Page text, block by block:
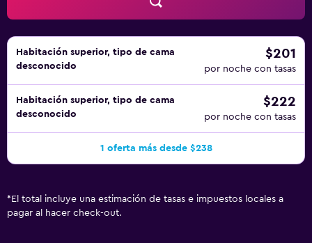
Habitación superior, tipo de cama
desconocido
$201
por noche con tasas
Habitación superior, tipo de cama
desconocido
$222
por noche con tasas
1 oferta más desde $238
* El total incluye una estimación de tasas e impuestos locales a
pagar al hacer check-out.